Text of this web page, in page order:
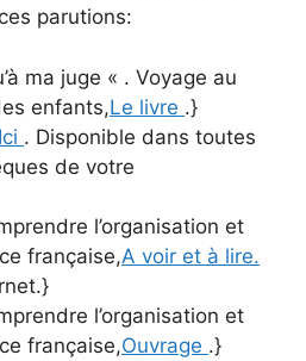
parutions:
ma juge « . Voyage au
enfants,Le livre .}
. Disponible dans toutes
de votre
l’organisation et
française,A voir et à lire.
l’organisation et
française,Ouvrage .}